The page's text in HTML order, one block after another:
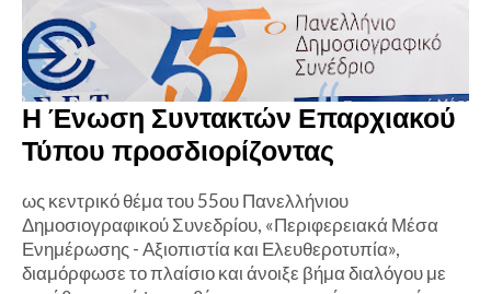
Η Ένωση Συντακτών Επαρχιακού
Τύπου προσδιορίζοντας
ως κεντρικό θέμα του 55ου Πανελλήνιου
Δημοσιογραφικού Συνεδρίου, «Περιφερειακά Μέσα
Ενημέρωσης - Αξιοπιστία και Ελευθεροτυπία»,
διαμόρφωσε το πλαίσιο και άνοιξε βήμα διαλόγου με